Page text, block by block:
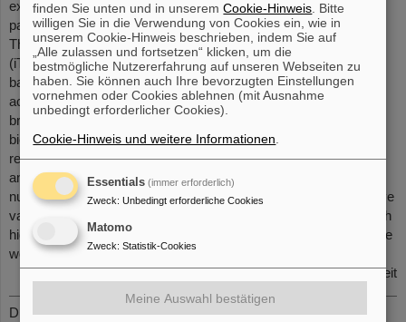
expansion of its facilities at iThemba LABS. It is therefore a
partner of great potential for FAIR.
The iThemba Laboratory for Accelerator Based Sciences
(iThemba LABS) is a multidisciplinary research facility that is
based on the development, operation and use of particle
accelerators and related research equipment. iThemba LABS
brings together scientists working in the physical, medical and
biological sciences. The facilities provide opportunities for
research in subatomic physics, material research, radiobiology,
and the research and development of unique radioisotopes for
nuclear medicine and industrial applications. iThemba LABS have
various collaboration agreements and joint training programs with
higher education institutions and research laboratories around the
world.
Öffentlichkeitsarbeit
Die aktuellen internen Stellenausschreibungen finden Sie auch
finden Sie unten und in unseremCookie-Hinweis . Bitte
willigen Sie in die Verwendung von Cookies ein, wie in
unserem Cookie-Hinweis beschrieben, indem Sie auf
„Alle zulassen und fortsetzen“ klicken, um die
bestmögliche Nutzererfahrung auf unseren Webseiten zu
haben. Sie können auch Ihre bevorzugten Einstellungen
vornehmen oder Cookies ablehnen (mit Ausnahme
unbedingt erforderlicher Cookies).
Cookie-Hinweis und weitere Informationen
Essentials (immer erforderlich)
Zweck: Unbedingt erforderliche Cookies
Matomo
Zweck: Statistik-Cookies
Meine Auswahl bestätigen